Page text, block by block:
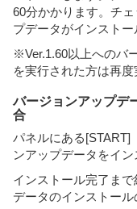
60分かかります。チ
プデータがインストー
※Ver.1.60以上へのバ
を実行された方は再
バージョンアップデ
合
パネルにある[START]
ンアップデータをイン
インストール完了ま
データのインストール